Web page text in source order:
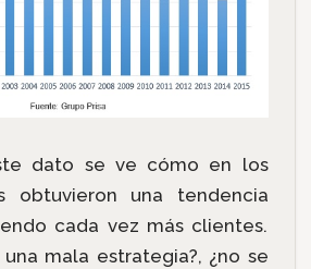
dato se ve cómo en los
obtuvieron una tendencia
cada vez más clientes.
mala estrategia?, ¿no se